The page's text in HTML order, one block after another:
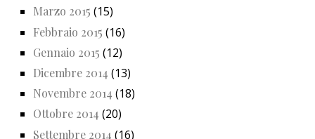
Marzo 2015 (15)
Febbraio 2015 (16)
Gennaio 2015 (12)
Dicembre 2014 (13)
Novembre 2014 (18)
Ottobre 2014 (20)
Settembre 2014 (16)